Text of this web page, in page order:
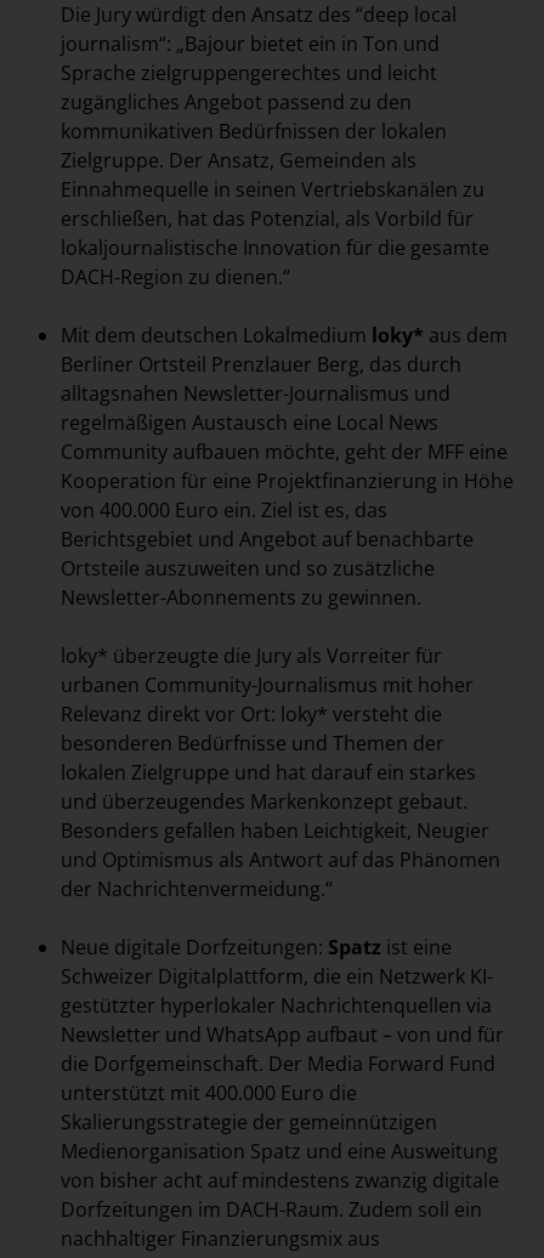
Die Jury würdigt den Ansatz des “deep local
journalism“: „Bajour bietet ein in Ton und
Sprache zielgruppengerechtes und leicht
zugängliches Angebot passend zu den
kommunikativen Bedürfnissen der lokalen
Zielgruppe. Der Ansatz, Gemeinden als
Einnahmequelle in seinen Vertriebskanälen zu
erschließen, hat das Potenzial, als Vorbild für
lokaljournalistische Innovation für die gesamte
DACH-Region zu dienen.“
Mit dem deutschen Lokalmedium loky* aus dem
Berliner Ortsteil Prenzlauer Berg, das durch
alltagsnahen Newsletter-Journalismus und
regelmäßigen Austausch eine Local News
Community aufbauen möchte, geht der MFF eine
Kooperation für eine Projektfinanzierung in Höhe
von 400.000 Euro ein. Ziel ist es, das
Berichtsgebiet und Angebot auf benachbarte
Ortsteile auszuweiten und so zusätzliche
Newsletter-Abonnements zu gewinnen.
loky* überzeugte die Jury als Vorreiter für
urbanen Community-Journalismus mit hoher
Relevanz direkt vor Ort: loky* versteht die
besonderen Bedürfnisse und Themen der
lokalen Zielgruppe und hat darauf ein starkes
und überzeugendes Markenkonzept gebaut.
Besonders gefallen haben Leichtigkeit, Neugier
und Optimismus als Antwort auf das Phänomen
der Nachrichtenvermeidung.“
Neue digitale Dorfzeitungen: Spatz ist eine
Schweizer Digitalplattform, die ein Netzwerk KI-
gestützter hyperlokaler Nachrichtenquellen via
Newsletter und WhatsApp aufbaut – von und für
die Dorfgemeinschaft. Der Media Forward Fund
unterstützt mit 400.000 Euro die
Skalierungsstrategie der gemeinnützigen
Medienorganisation Spatz und eine Ausweitung
von bisher acht auf mindestens zwanzig digitale
Dorfzeitungen im DACH-Raum. Zudem soll ein
nachhaltiger Finanzierungsmix aus